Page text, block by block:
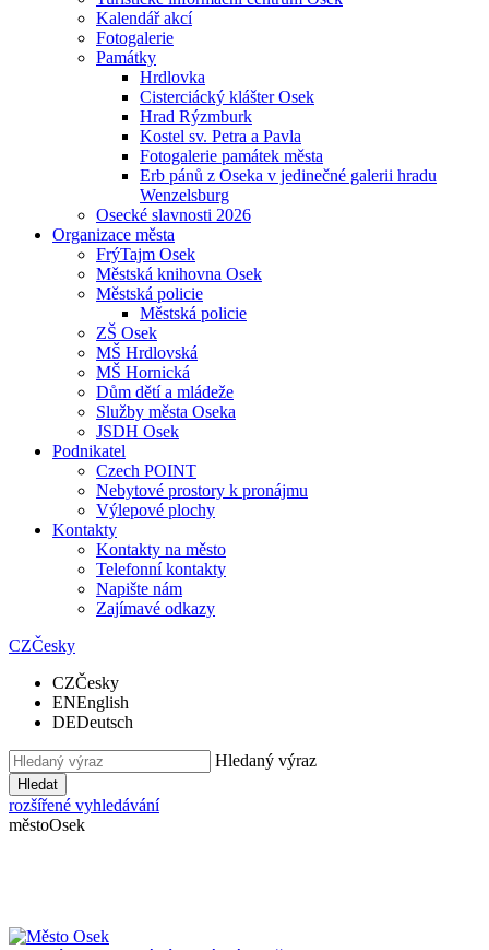
Kalendář akcí
Fotogalerie
Památky
Hrdlovka
Cisterciácký klášter Osek
Hrad Rýzmburk
Kostel sv. Petra a Pavla
Fotogalerie památek města
Erb pánů z Oseka v jedinečné galerii hradu
Wenzelsburg
Osecké slavnosti 2026
Organizace města
FrýTajm Osek
Městská knihovna Osek
Městská policie
Městská policie
ZŠ Osek
MŠ Hrdlovská
MŠ Hornická
Dům dětí a mládeže
Služby města Oseka
JSDH Osek
Podnikatel
Czech POINT
Nebytové prostory k pronájmu
Výlepové plochy
Kontakty
Kontakty na město
Telefonní kontakty
Napište nám
Zajímavé odkazy
CZČesky
CZČesky
ENEnglish
DEDeutsch
Hledaný výraz
Hledat
rozšířené vyhledávání
městoOsek